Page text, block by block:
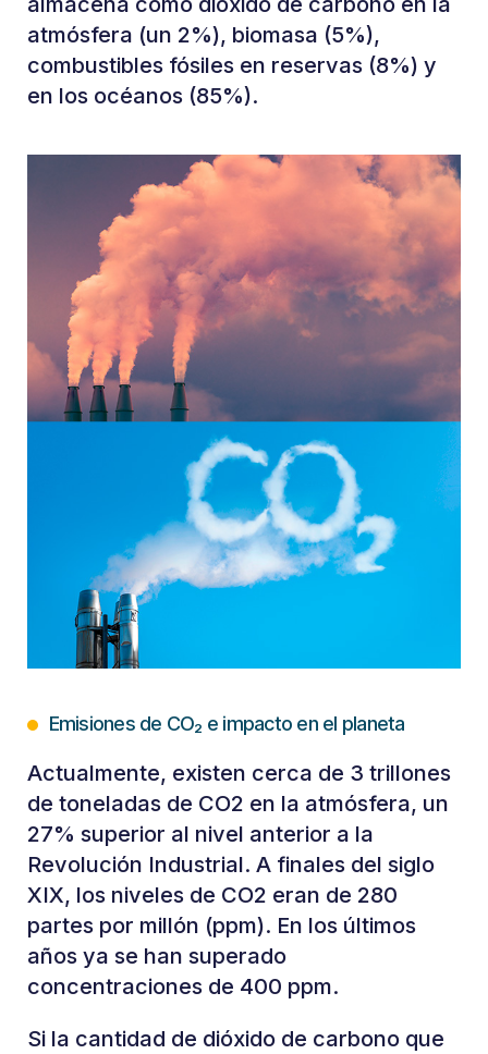
atmósfera (un 2%), biomasa (5%),
combustibles fósiles en reservas (8%) y
en los océanos (85%).
Emisiones de CO₂ e impacto en el planeta
Actualmente, existen cerca de 3 trillones
de toneladas de CO2 en la atmósfera, un
27% superior al nivel anterior a la
Revolución Industrial. A finales del siglo
XIX, los niveles de CO2 eran de 280
partes por millón (ppm). En los últimos
años ya se han superado
concentraciones de 400 ppm.
Si la cantidad de dióxido de carbono que